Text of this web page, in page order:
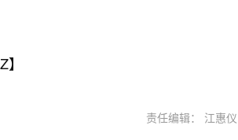
】
责任编辑： 江惠仪